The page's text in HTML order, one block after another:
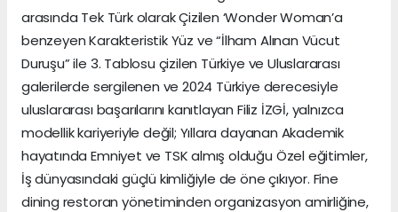
arasında Tek Türk olarak Çizilen ‘Wonder Woman’a
benzeyen Karakteristik Yüz ve “İlham Alınan Vücut
Duruşu” ile 3. Tablosu çizilen Türkiye ve Uluslararası
galerilerde sergilenen ve 2024 Türkiye derecesiyle
uluslararası başarılarını kanıtlayan Filiz İZGİ, yalnızca
modellik kariyeriyle değil; Yıllara dayanan Akademik
hayatında Emniyet ve TSK almış olduğu Özel eğitimler,
İş dünyasındaki güçlü kimliğiyle de öne çıkıyor. Fine
dining restoran yönetiminden organizasyon amirliğine,